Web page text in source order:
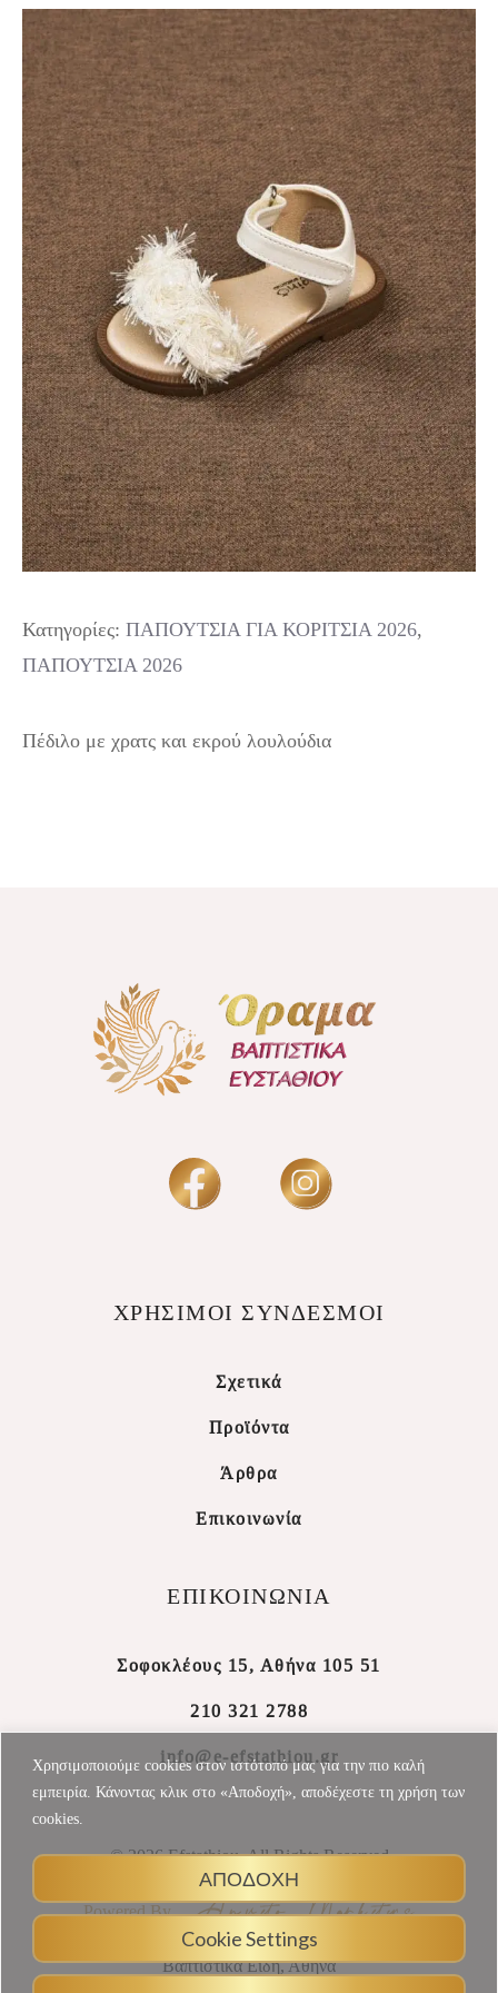
Χρησιμοποιούμε cookies στον ιστότοπό μας για την πιο καλή
εμπειρία. Κάνοντας κλικ στο «Αποδοχή», αποδέχεστε τη χρήση των
cookies.
Cookie Settings
ΑΠΟΔΟΧΗ
Κατηγορίες: ΠΑΠΟΥΤΣΙΑ ΓΙΑ ΚΟΡΙΤΣΙΑ 2026,
ΠΑΠΟΥΤΣΙΑ 2026
Πέδιλο με χρατς και εκρού λουλούδια
ΧΡΗΣΙΜΟΙ ΣΥΝΔΕΣΜΟΙ
Σχετικά
Προϊόντα
Άρθρα
Επικοινωνία
ΕΠΙΚΟΙΝΩΝΙΑ
Σοφοκλέους 15, Αθήνα 105 51
210 321 2788
info@e-efstathiou.gr
© 2026 Efstathiou, All Rights Reserved
Powered By
Βαπτιστικά Είδη, Αθήνα